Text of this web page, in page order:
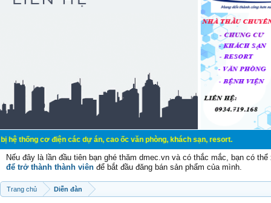
cơ điện các dự án, cao ốc văn phòng, khách sạn, resort.
Nếu đây là lần đầu tiên bạn ghé thăm dmec.vn và có thắc mắc, bạn có
để trở thành thành viên để bắt đầu đăng bán sản phẩm của mình.
Trang chủ Diễn đàn